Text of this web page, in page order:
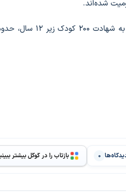
0 بازتاب را در گوگل بیشتر